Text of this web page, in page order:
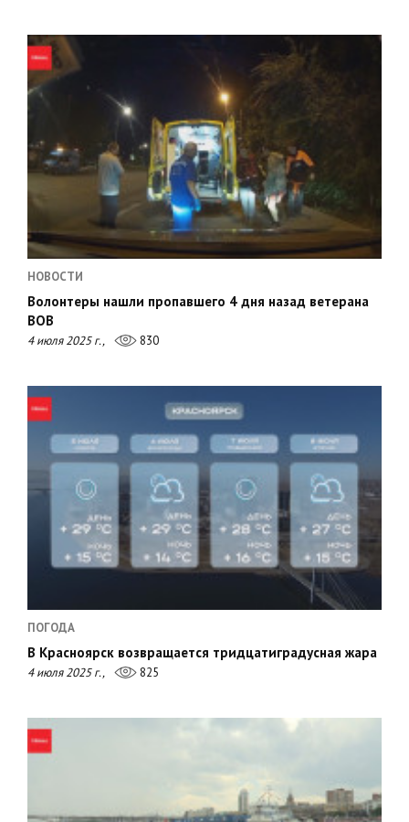
НОВОСТИ
Волонтеры нашли пропавшего 4 дня назад ветерана
ВОВ
4 июля 2025 г., 830
ПОГОДА
В Красноярск возвращается тридцатиградусная жара
4 июля 2025 г., 825